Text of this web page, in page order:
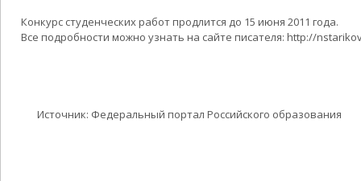
Конкурс студенческих работ продлится до 15 июня 2011 года.
Все подробности можно узнать на сайте писателя: http://
Источник: Федеральный портал Российского образования